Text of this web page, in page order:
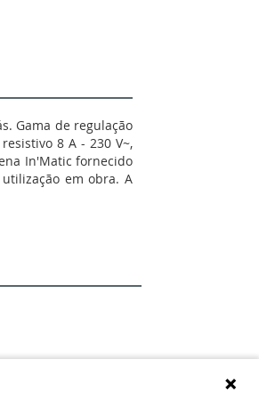
Gama de regulação
8 A - 230 V~,
In'Matic fornecido
em obra. A